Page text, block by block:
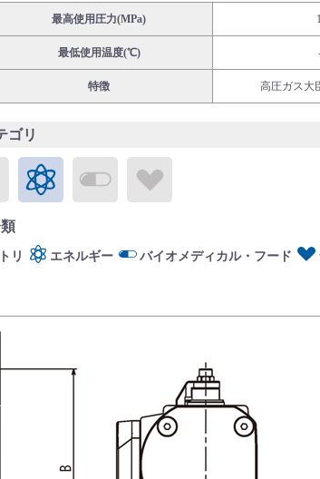
最高使用圧力(MPa)
最低使用温度(℃)
特徴 高圧ガス大
ゴリ
パブリックラボラトリバイオメディカル・フード
リ エネルギー バイオメディカル・フード